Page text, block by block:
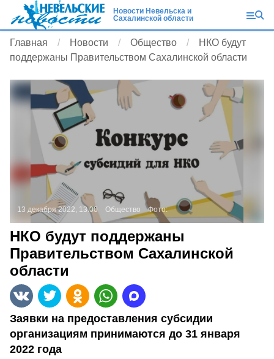
Новости Невельска и
Сахалинской области
Главная Новости Общество
НКО будут
поддержаны Правительством Сахалинской области
13 декабря 2022, 13:00 Общество Фото:
НКО будут поддержаны
Правительством Сахалинской
области
Заявки на предоставления субсидии
организациям принимаются до 31 января
2022 года